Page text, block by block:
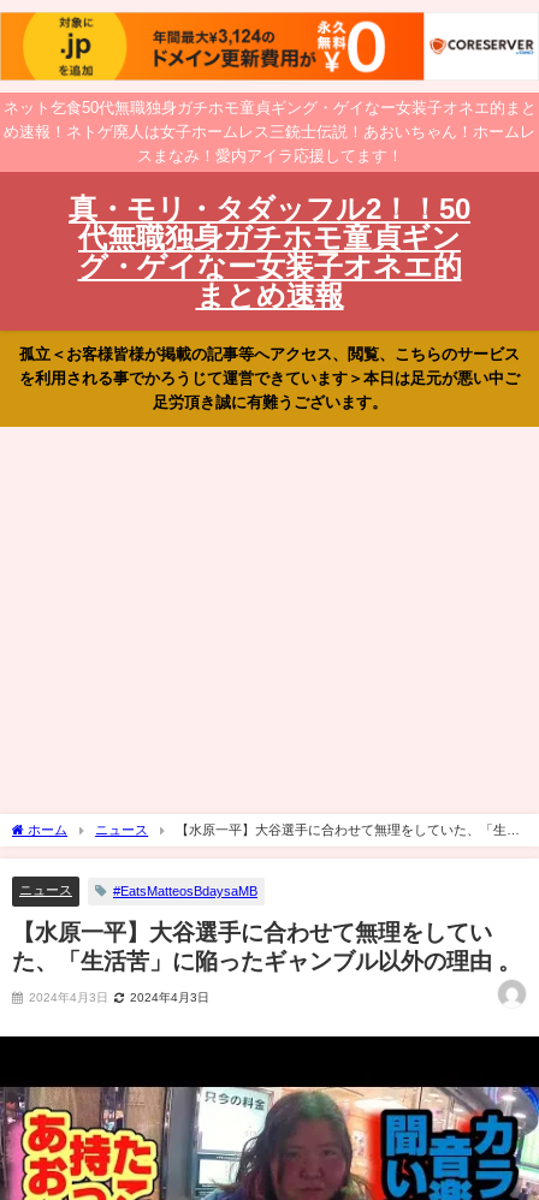
ネット乞食50代無職独身ガチホモ童貞ギング・ゲイなー女装子オネエ的まと
め速報！ネトゲ廃人は女子ホームレス三銃士伝説！あおいちゃん！ホームレ
スまなみ！愛内アイラ応援してます！
真・モリ・タダッフル2！！50
代無職独身ガチホモ童貞ギン
グ・ゲイなー女装子オネエ的
まとめ速報
孤立＜お客様皆様が掲載の記事等へアクセス、閲覧、こちらのサービス
を利用される事でかろうじて運営できています＞本日は足元が悪い中ご
足労頂き誠に有難うございます。
ホーム ニュース
【水原一平】大谷選手に合わせて無理をしていた、「生活
苦」に陥ったギャンブル以外の理由 。
ニュース #EatsMatteosBdaysaMB
【水原一平】大谷選手に合わせて無理をしてい
た、「生活苦」に陥ったギャンブル以外の理由 。
2024年4月3日 2024年4月3日